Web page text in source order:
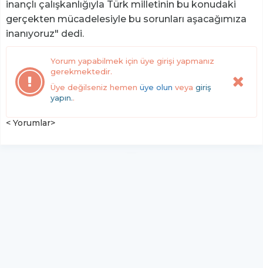
inançlı çalışkanlığıyla Türk milletinin bu konudaki
gerçekten mücadelesiyle bu sorunları aşacağımıza
inanıyoruz" dedi.
Yorum yapabilmek için üye girişi yapmanız
gerekmektedir.
Üye değilseniz hemen üye olun veya giriş
yapın..
< Yorumlar>